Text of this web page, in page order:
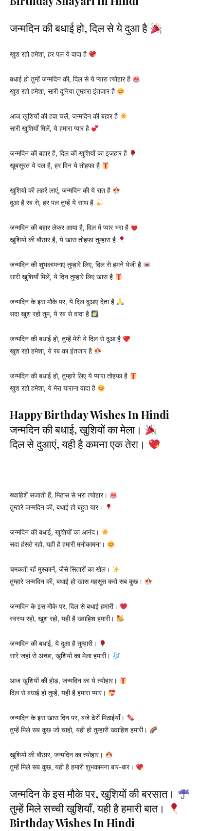
जन्मदिन की बधाई हो, दिल से ये दुआ है
खुश रहो हमेशा, हर पल ये वादा है
बधाई हो तुम्हें जन्मदिन की, दिल से ये प्यारा त्योहार है
खुश रहो हमेशा, सारी दुनिया तुम्हारा इंतजार है
आज खुशियों की हवा चलें, जन्मदिन की बहार है
सारी खुशियाँ मिलें, ये हमारा प्यार है
जन्मदिन की बहार है, दिल की खुशियों का इज़हार है
खूबसूरत ये पल है, हर दिन ये तोहफा है
खुशियों की लहरें लाएं, जन्मदिन की ये रात है
दुआ है रब से, हर पल तुम्हें ये साथ है
जन्मदिन की बहार लेकर आया है, दिल में प्यार भरा है
खुशियों की बौछार है, ये खास तोहफा तुम्हारा है
जन्मदिन की शुभकामनाएं तुम्हारे लिए, दिल से हमने भेजी है
सारी खुशियाँ मिलें, ये दिन तुम्हारे लिए खास है
जन्मदिन के इस मौके पर, ये दिल दुआएं देता है
सदा खुश रहो तुम, ये रब से वादा है
जन्मदिन की बधाई हो, तुम्हें मेरी ये दिल से दुआ है
खुश रहो हमेशा, ये रब का इंतजार है
जन्मदिन की बधाई हो, तुम्हारे लिए ये प्यारा तोहफा है
खुश रहो हमेशा, ये मेरा याराना वादा है
Happy Birthday Wishes In Hindi
जन्मदिन की बधाई, खुशियों का मेला।
दिल से दुआएं, यही है कमना एक तेरा।
ख्वाहिशें सजाती हैं, मिठास से भरा त्योहार।
तुम्हारे जन्मदिन की, बधाई हो बहुत यार।
जन्मदिन की बधाई, खुशियों का आनंद।
सदा हंसते रहो, यही है हमारी मनोकामना।
चमकती रहें मुस्कानें, जैसे सितारों का खेल।
तुम्हारे जन्मदिन की, बधाई हो खास महसूस करो सब कुछ।
जन्मदिन के इस मौके पर, दिल से बधाई हमारी।
स्वस्थ रहो, खुश रहो, यही है ख्वाहिश हमारी।
जन्मदिन की बधाई, ये दुआ है तुम्हारी।
सारे जहां से अच्छा, खुशियों का मेला हमारी।
आज खुशियों की होड़, जन्मदिन का ये त्योहार।
दिल से बधाई हो तुम्हें, यही है हमारा प्यार।
जन्मदिन के इस खास दिन पर, बजे ढेरों मिठाईयाँ।
तुम्हें मिले सब कुछ जो चाहो, यही हो तुम्हारी ख्वाहिश हमारी।
खुशियों की बौछार, जन्मदिन का त्योहार।
तुम्हें मिले सब कुछ, यही है हमारी शुभकामना बार-बार।
जन्मदिन के इस मौके पर, खुशियों की बरसात।
तुम्हें मिले सच्ची खुशियाँ, यही है हमारी बात।
Birthday Wishes In Hindi